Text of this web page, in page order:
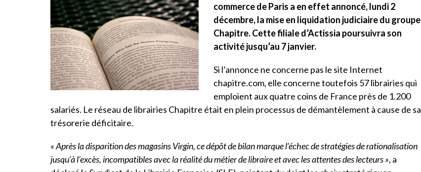
commerce de Paris a en effet annoncé, lundi 2
décembre, la mise en liquidation judiciaire du groupe
Chapitre. Cette filiale d’Actissia poursuivra son
activité jusqu’au 7 janvier.
Si l’annonce ne concerne pas le site Internet
chapitre.com, elle concerne toutefois 57 librairies qui
emploient aux quatre coins de France près de 1.200
salariés. Le réseau de librairies Chapitre était en plein processus de démantèlement à cause de sa
trésorerie déficitaire.
« Après la disparition des magasins Virgin, ce dépôt de bilan marque l’échec de stratégies de rationalisation
jusqu’à l’excès, incompatibles avec la réalité du métier de libraire et avec les attentes des lecteurs », a